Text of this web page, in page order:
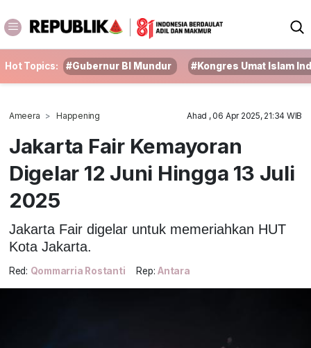
Hot Topics: #Gubernur BI Mundur #Kongres Umat Islam
Ameera Happening Ahad , 06 Apr 2025, 21:34 WIB
Jakarta Fair Kemayoran
Digelar 12 Juni Hingga 13 Juli
2025
Jakarta Fair digelar untuk memeriahkan HUT
Kota Jakarta.
Red: Qommarria Rostanti Rep: Antara